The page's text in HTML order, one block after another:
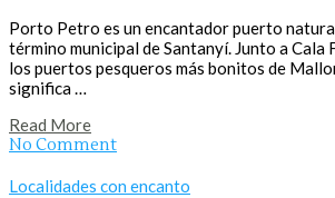
Porto Petro es un encantador puerto
término municipal de Santanyí. Junto a Cala
los puertos pesqueros más bonitos de
significa …
Read More
No Comment
Localidades con encanto